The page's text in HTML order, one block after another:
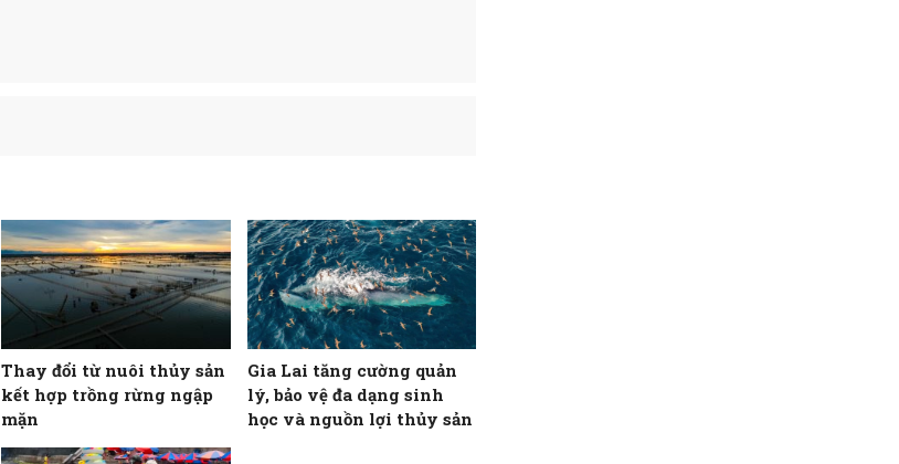
Thay đổi từ nuôi thủy sản
kết hợp trồng rừng ngập
mặn
Gia Lai tăng cường quản
lý, bảo vệ đa dạng sinh
học và nguồn lợi thủy sản